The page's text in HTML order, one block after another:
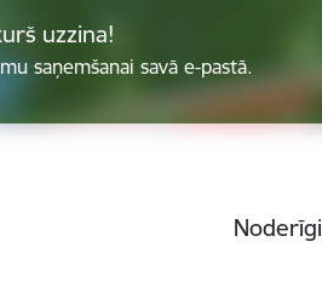
uzzina!
saņemšanai savā e-pastā.
Noderīgi